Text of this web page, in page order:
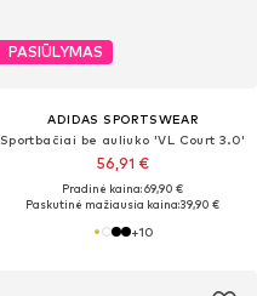
PASIŪLYMAS
ADIDAS SPORTSWEAR
Sportbačiai be auliuko 'VL Court 3.0'
56,91 €
Pradinė kaina: 69,90 €
Paskutinė mažiausia kaina:39,90 €
+10